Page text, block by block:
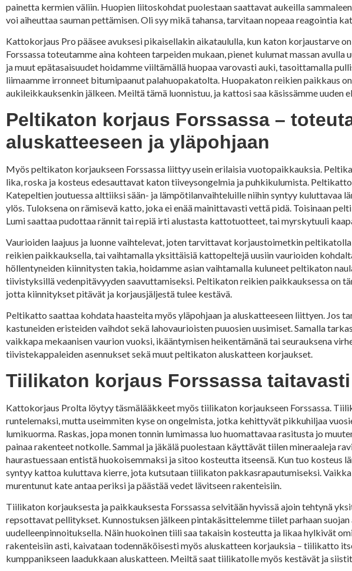
painetta kermien väliin. Huopien liitoskohdat puolestaan saattavat aukeilla
voi aiheuttaa sauman pettämisen. Oli syy mikä tahansa, tarvitaan nopeaa reagointia
Kattokorjaus Pro pääsee avuksesi pikaisellakin aikataululla, kun katon korjaustarve
Forssassa toteutamme aina kohteen tarpeiden mukaan, pienet kulumat massan
ja muut epätasaisuudet hoidamme viiltämällä huopaa varovasti auki, tasoittamalla
liimaamme irronneet bitumipaanut palahuopakatolta. Huopakaton reikien paikkaus
aukileikkauksenkin jälkeen. Meiltä tämä luonnistuu, ja kattosi saa käsissämme uuden
Peltikaton korjaus Forssassa –
aluskatteeseen ja yläpohjaan
Myös peltikaton korjaukseen Forssassa liittyy usein erilaisia vuotopaikkauksia.
lika, roska ja kosteus edesauttavat katon tiiveysongelmia ja puhkikulumista.
Katepeltien joutuessa alttiiksi sään- ja lämpötilanvaihteluille niihin syntyy kuluttavaa
ylös. Tuloksena on rämisevä katto, joka ei enää mainittavasti vettä pidä. Toisinaan
Lumi saattaa pudottaa rännit tai repiä irti alustasta kattotuotteet, tai myrskytuuli
Vaurioiden laajuus ja luonne vaihtelevat, joten tarvittavat korjaustoimetkin
reikien paikkauksella, tai vaihtamalla yksittäisiä kattopeltejä uusiin vaurioiden
höllentyneiden kiinnitysten takia, hoidamme asian vaihtamalla kuluneet peltikaton
tiivistyksillä vedenpitävyyden saavuttamiseksi. Peltikaton reikien paikkauksessa on
jotta kiinnitykset pitävät ja korjausjäljestä tulee kestävä.
Peltikatto saattaa kohdata haasteita myös yläpohjaan ja aluskatteeseen liittyen.
kastuneiden eristeiden vaihdot sekä lahovaurioisten puuosien uusimiset. Samalla
vaikkapa mekaanisen vaurion vuoksi, ikääntymisen heikentämänä tai seurauksena
tiivistekappaleiden asennukset sekä muut peltikaton aluskatteen korjaukset.
Tiilikaton korjaus Forssassa
Kattokorjaus Prolta löytyy täsmälääkkeet myös tiilikaton korjaukseen Forssassa.
runtelemaksi, mutta useimmiten kyse on ongelmista, jotka kehittyvät pikkuhiljaa
lumikuorma. Raskas, jopa monen tonnin lumimassa luo huomattavaa rasitusta jo
painaa rakenteet notkolle. Sammal ja jäkälä puolestaan käyttävät tiilen mineraaleja
haurastuessaan entistä huokoisemmaksi ja sitoo kosteutta itseensä. Kun tuo kosteus
syntyy kattoa kuluttava kierre, jota kutsutaan tiilikaton pakkasrapautumiseksi.
murentunut kate antaa periksi ja päästää vedet lävitseen rakenteisiin.
Tiilikaton korjauksesta ja paikkauksesta Forssassa selvitään hyvissä ajoin tehtynä
repsottavat pellitykset. Kunnostuksen jälkeen pintakäsittelemme tiilet parhaan
uudelleenpinnoituksella. Näin huokoinen tiili saa takaisin kosteutta ja likaa hylkivät
rakenteisiin asti, kaivataan todennäköisesti myös aluskatteen korjauksia – tiilikatto
kumppanikseen laadukkaan aluskatteen. Meiltä saat tiilikatolle myös kestävät ja